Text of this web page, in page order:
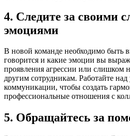
4. Следите за своими
эмоциями
В новой команде необходимо быть
говорится и какие эмоции вы
проявления агрессии или слишком
другим сотрудникам. Работайте
коммуникации, чтобы создать
профессиональные отношения с
5. Обращайтесь за